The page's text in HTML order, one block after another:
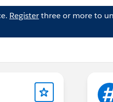
Registerthree or more to